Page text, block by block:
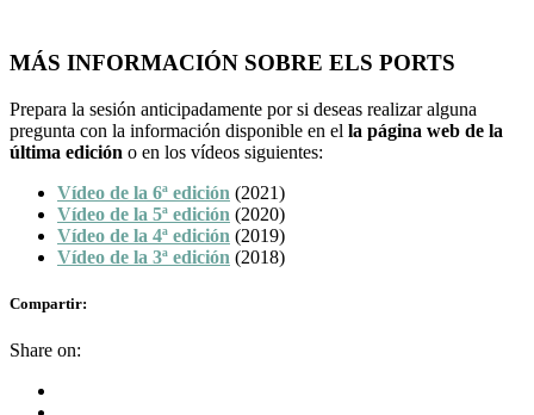
MÁS INFORMACIÓN SOBRE ELS PORTS
Prepara la sesión anticipadamente por si deseas realizar alguna
pregunta con la información disponible en el la página web de la
última edición o en los vídeos siguientes:
Vídeo de la 6ª edición (2021)
Vídeo de la 5ª edición (2020)
Vídeo de la 4ª edición (2019)
Vídeo de la 3ª edición (2018)
Compartir:
Share on: